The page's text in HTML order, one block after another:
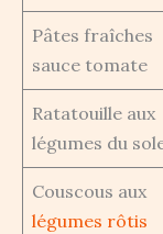
Pâtes fraîches
sauce tomate
Ratatouille aux
légumes du
Couscous aux
légumes rôtis